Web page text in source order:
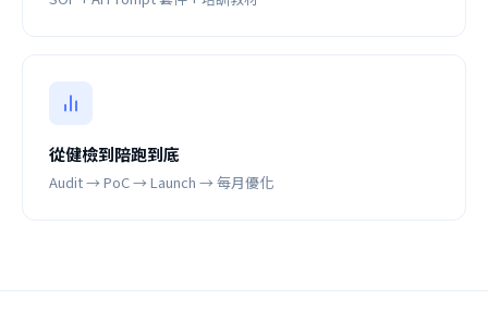
從健檢到陪跑到底
Audit → PoC → Launch → 每月優化